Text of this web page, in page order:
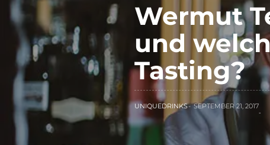
Wermut
und
Tasting?
UNIQUEDRINKS SEPTEMBER 21, 2017